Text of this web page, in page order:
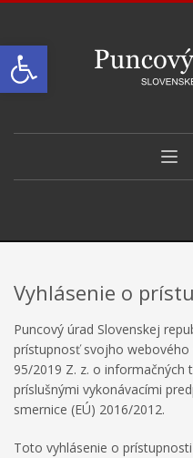
Open toolbar
Vyhlásenie o
Puncový úrad Slovenskej
prístupnosť svojho webového
95/2019 Z. z. o informačných
príslušnými vykonávacími
smernice (EÚ) 2016/2012.
Toto vyhlásenie o